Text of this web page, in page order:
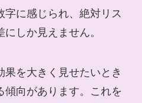
字に感じられ、絶対リス
しか見えません。
果を大きく見せたいとき
傾向があります。これを